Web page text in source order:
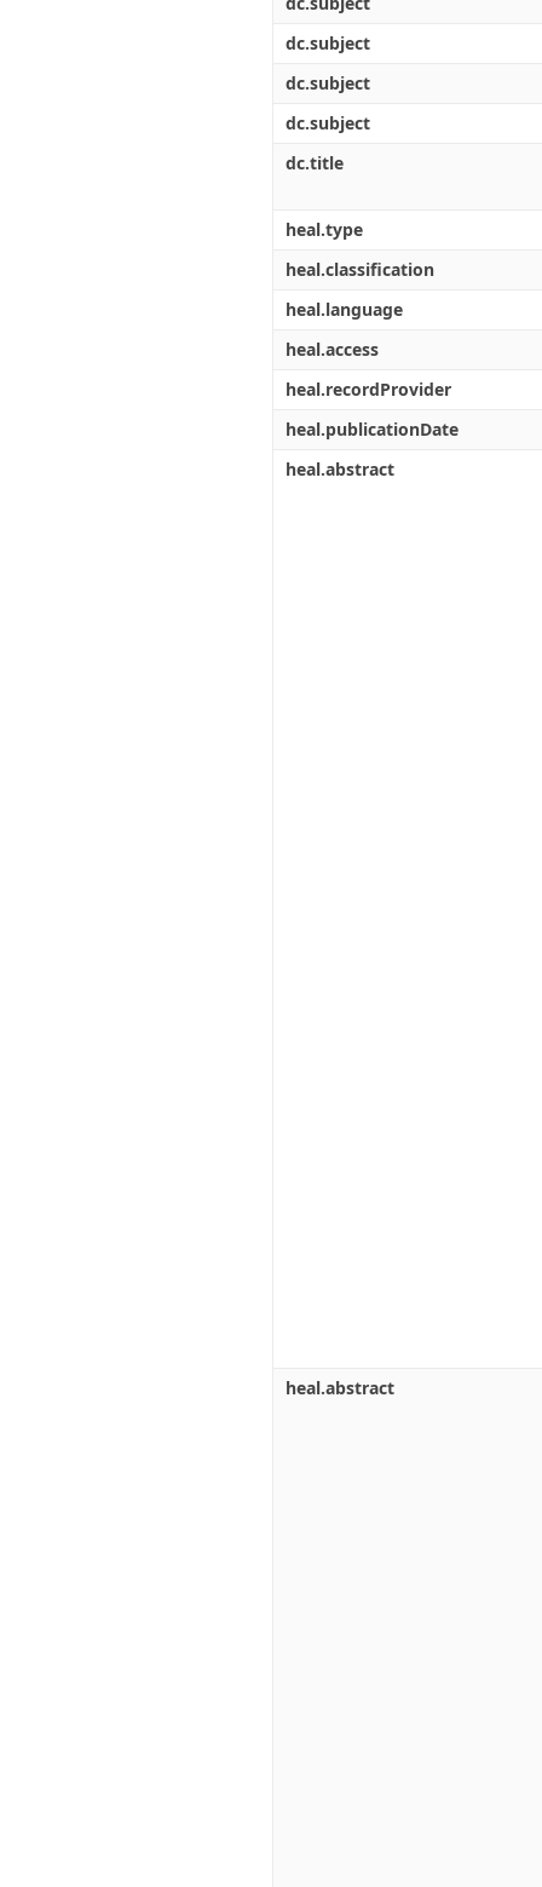
dc.subject
dc.subject
dc.subject
dc.title
heal.type
heal.classification
heal.language
heal.access
heal.recordProvider
heal.publicationDate
heal.abstract
heal.abstract